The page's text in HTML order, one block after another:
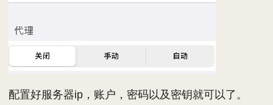
配置好服务器ip，账户，密码以及密钥就可以了。